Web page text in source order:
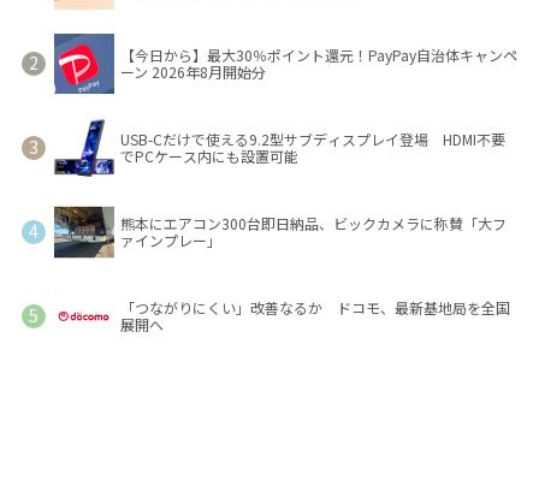
【今日から】最大30％ポイント還元！PayPay自治体キャンペ
ーン 2026年8月開始分
USB-Cだけで使える9.2型サブディスプレイ登場 HDMI不要
でPCケース内にも設置可能
熊本にエアコン300台即日納品、ビックカメラに称賛「大フ
ァインプレー」
「つながりにくい」改善なるか ドコモ、最新基地局を全国
展開へ